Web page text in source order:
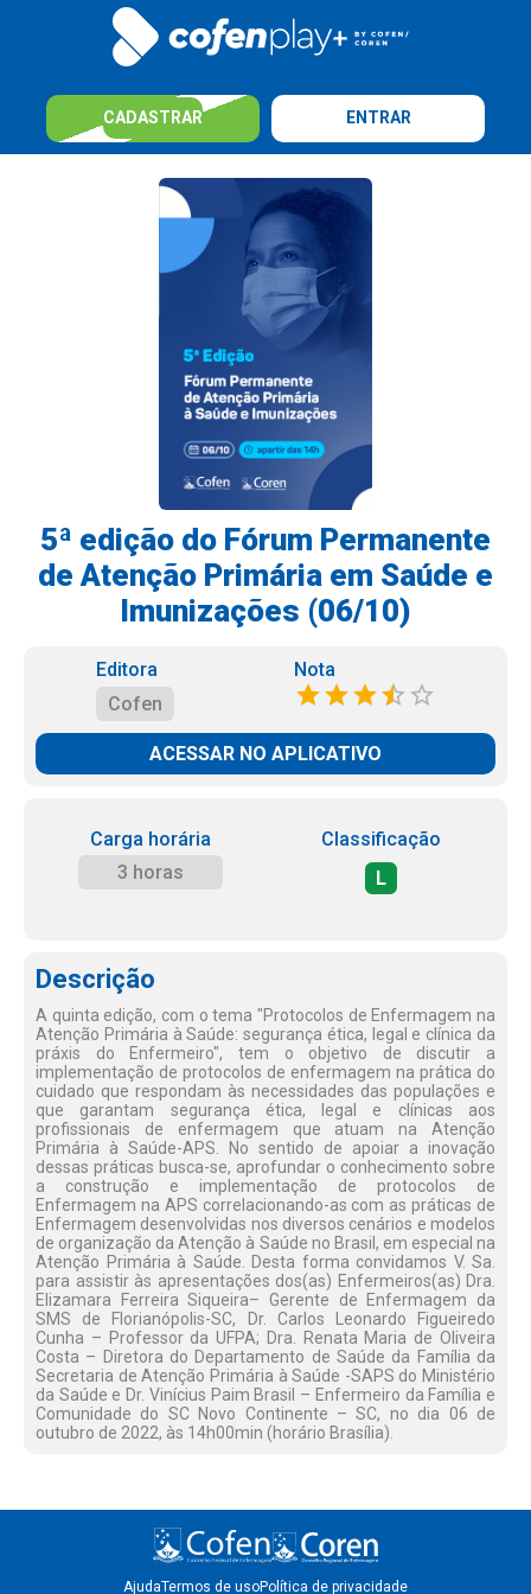
CADASTRAR ENTRAR
5ª edição do Fórum Permanente
de Atenção Primária em Saúde e
Imunizações (06/10)
Editora
Cofen
Nota
ACESSAR NO APLICATIVO
Carga horária
3 horas
Classificação
L
Descrição
A quinta edição, com o tema "Protocolos de Enfermagem na
Atenção Primária à Saúde: segurança ética, legal e clínica da
práxis do Enfermeiro", tem o objetivo de discutir a
implementação de protocolos de enfermagem na prática do
cuidado que respondam às necessidades das populações e
que garantam segurança ética, legal e clínicas aos
profissionais de enfermagem que atuam na Atenção
Primária à Saúde-APS. No sentido de apoiar a inovação
dessas práticas busca-se, aprofundar o conhecimento sobre
a construção e implementação de protocolos de
Enfermagem na APS correlacionando-as com as práticas de
Enfermagem desenvolvidas nos diversos cenários e modelos
de organização da Atenção à Saúde no Brasil, em especial na
Atenção Primária à Saúde. Desta forma convidamos V. Sa.
para assistir às apresentações dos(as) Enfermeiros(as) Dra.
Elizamara Ferreira Siqueira– Gerente de Enfermagem da
SMS de Florianópolis-SC, Dr. Carlos Leonardo Figueiredo
Cunha – Professor da UFPA; Dra. Renata Maria de Oliveira
Costa – Diretora do Departamento de Saúde da Família da
Secretaria de Atenção Primária à Saúde -SAPS do Ministério
da Saúde e Dr. Vinícius Paim Brasil – Enfermeiro da Família e
Comunidade do SC Novo Continente – SC, no dia 06 de
outubro de 2022, às 14h00min (horário Brasília).
AjudaTermos de usoPolítica de privacidade